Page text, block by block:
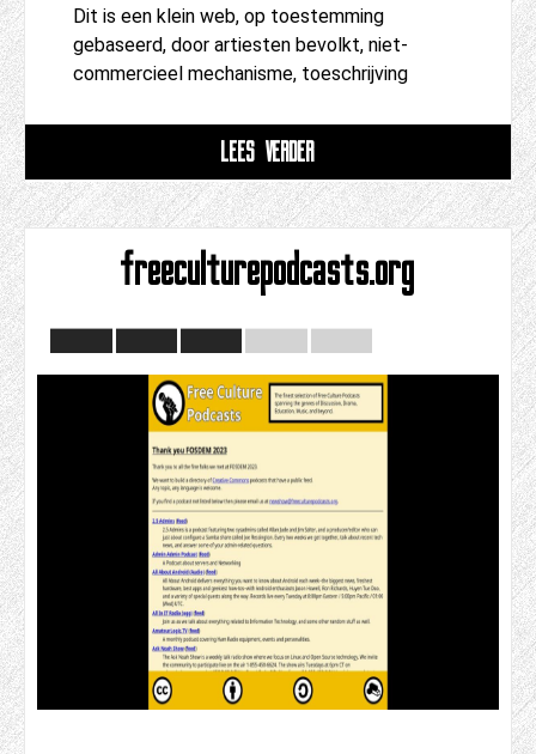
Dit is een klein web, op toestemming
gebaseerd, door artiesten bevolkt, niet-
commercieel mechanisme, toeschrijving
LEES VERDER
freeculturepodcasts.org